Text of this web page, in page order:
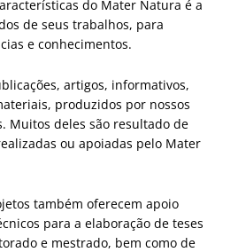
do Mater Natura é a
de seus trabalhos, para
e conhecimentos.
artigos, informativos,
produzidos por nossos
Muitos deles são resultado de
ou apoiadas pelo Mater
também oferecem apoio
para a elaboração de teses
e mestrado, bem como de